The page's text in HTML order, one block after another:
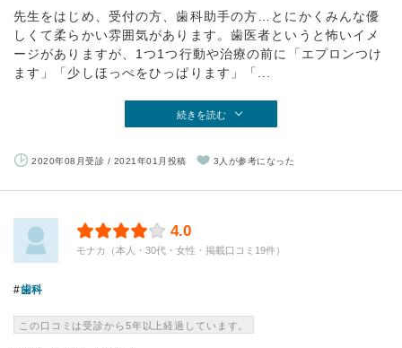
先生をはじめ、受付の方、歯科助手の方…とにかくみんな優
しくて柔らかい雰囲気があります。歯医者というと怖いイメ
ージがありますが、1つ1つ行動や治療の前に「エプロンつけ
ます」「少しほっぺをひっぱります」「...
続きを読む
2020年08月受診 / 2021年01月投稿 3人が参考になった
4.0
モナカ（本人・30代・女性・掲載口コミ19件）
歯科
この口コミは受診から5年以上経過しています。